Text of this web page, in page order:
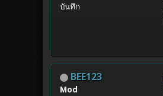
บันทึก
BEE123
Mod